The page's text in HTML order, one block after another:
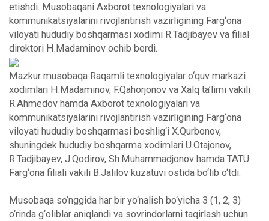
etishdi. Musobaqani Axborot texnologiyalari va
kommunikatsiyalarini rivojlantirish vazirligining Farg‘ona
viloyati hududiy boshqarmasi xodimi R.Tadjibayev va filial
direktori H.Madaminov ochib berdi.
Mazkur musobaqa Raqamli texnologiyalar o‘quv markazi
xodimlari H.Madaminov, F.Qahorjonov va Xalq ta’limi vakili
R.Ahmedov hamda Axborot texnologiyalari va
kommunikatsiyalarini rivojlantirish vazirligining Farg‘ona
viloyati hududiy boshqarmasi boshlig‘i X.Qurbonov,
shuningdek hududiy boshqarma xodimlari U.Otajonov,
R.Tadjibayev, J.Qodirov, Sh.Muhammadjonov hamda TATU
Farg‘ona filiali vakili B.Jalilov kuzatuvi ostida bo‘lib o‘tdi.
Musobaqa so‘nggida har bir yo‘nalish bo‘yicha 3 (1, 2, 3)
o‘rinda g‘oliblar aniqlandi va sovrindorlarni taqirlash uchun